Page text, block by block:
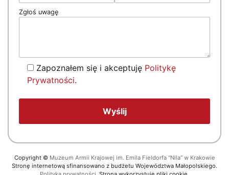
Zgłoś uwagę
Zapoznałem się i akceptuję Politykę
Prywatności.
Copyright © Muzeum Armii Krajowej im. Emila Fieldorfa “Nila” w Krakowie
Stronę internetową sfinansowano z budżetu Województwa Małopolskiego.